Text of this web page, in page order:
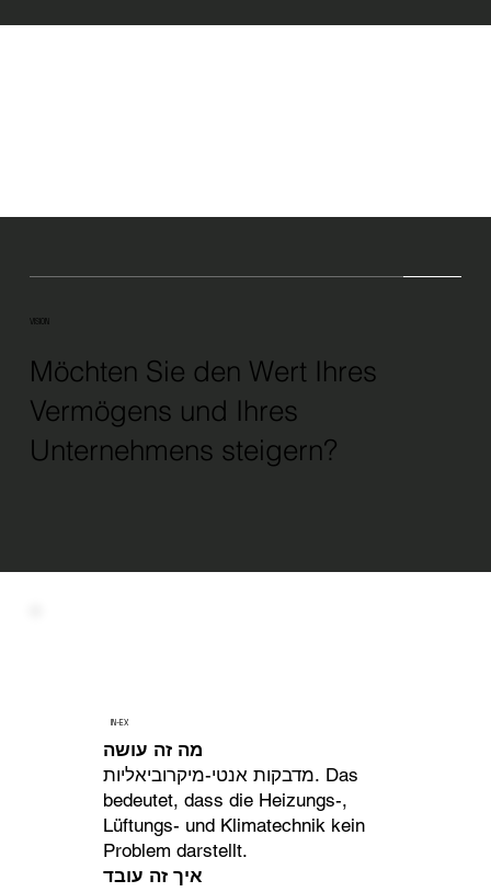
VISION
Möchten Sie den Wert Ihres
Vermögens und Ihres
Unternehmens steigern?
IN-EX
מה זה עושה
מדבקות אנטי-מיקרוביאליות. Das
bedeutet, dass die Heizungs-,
Lüftungs- und Klimatechnik kein
Problem darstellt.
איך זה עובד